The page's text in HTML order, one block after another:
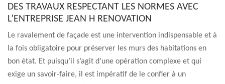
DES TRAVAUX RESPECTANT LES NORMES AVEC
L’ENTREPRISE JEAN H RENOVATION
Le ravalement de façade est une intervention indispensable et à
la fois obligatoire pour préserver les murs des habitations en
bon état. Et puisqu’il s’agit d’une opération complexe et qui
exige un savoir-faire, il est impératif de le confier à un